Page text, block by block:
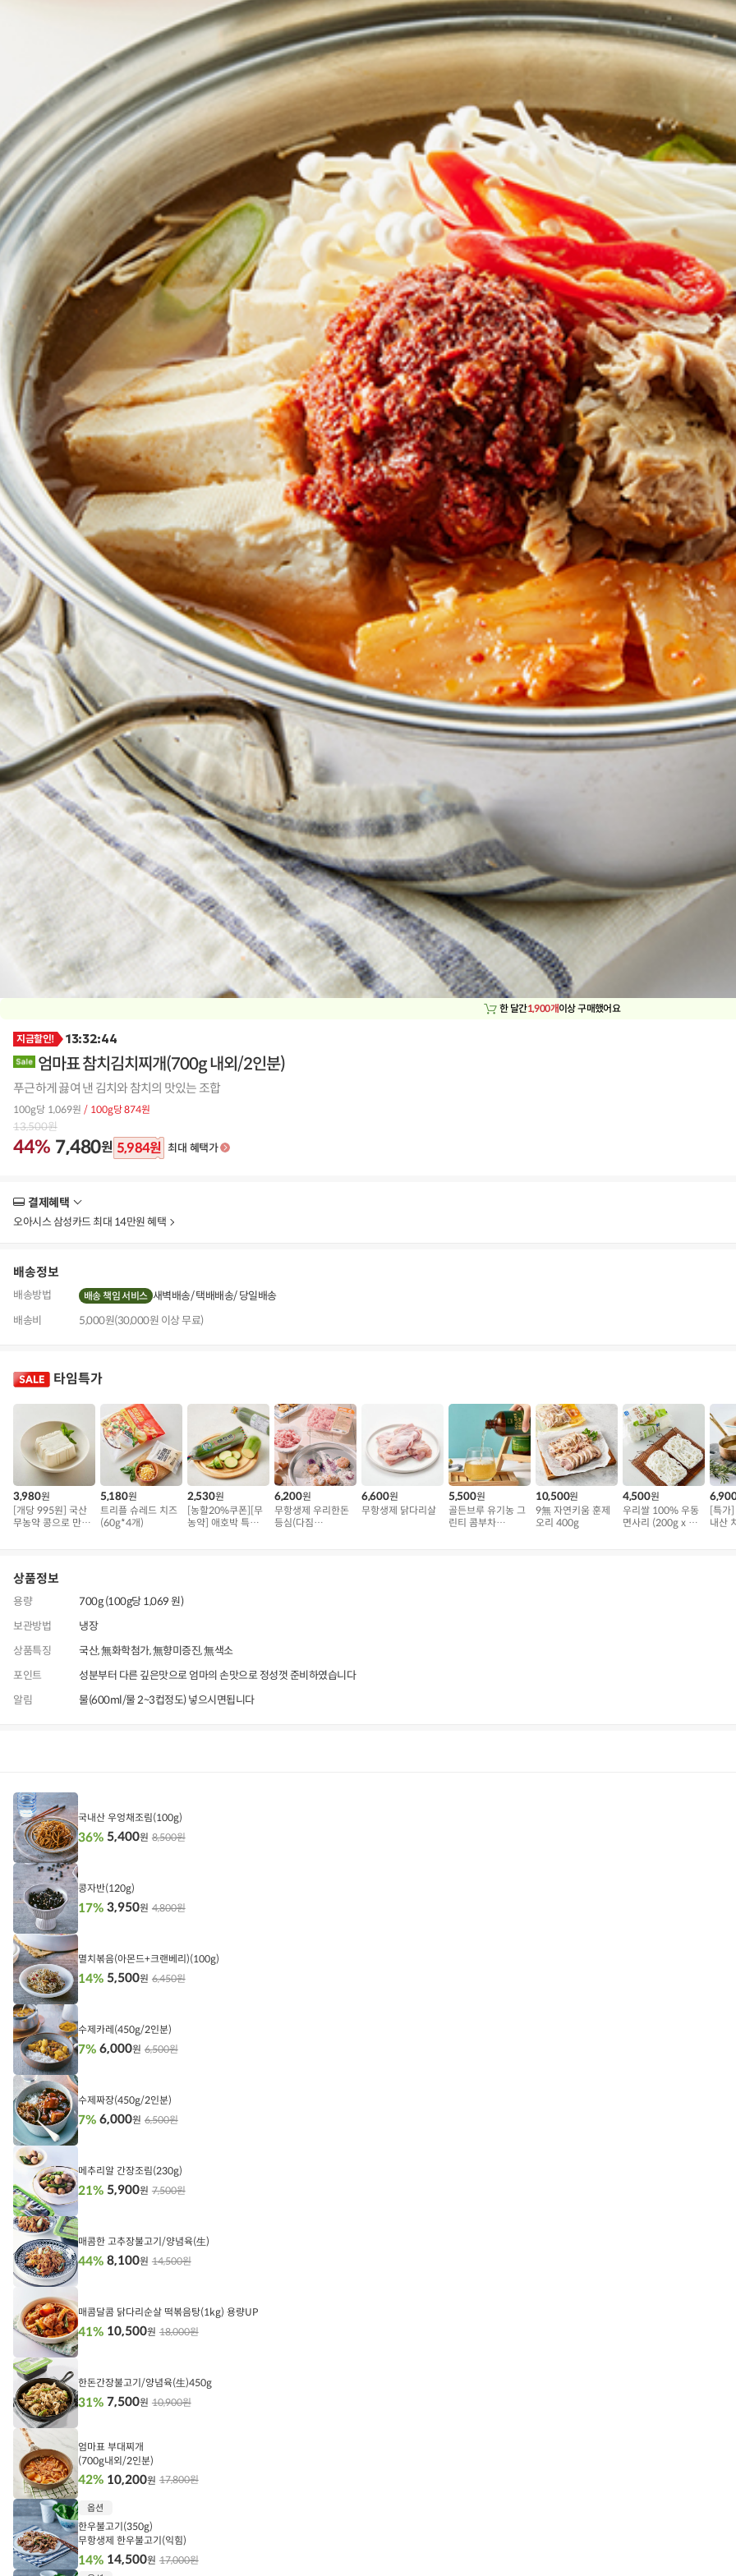
한 달간1,900개이상 구매했어요
지금할인! 13:32:42
엄마표 참치김치찌개(700g 내외/2인분)
푸근하게 끓여 낸 김치와 참치의 맛있는 조합
100g당 1,069원 / 100g당 874원
13,500원
44% 7,480원 5,984원 최대 혜택가
결제혜택
보
오아시스 삼성카드 최대 14만원 혜택
배송정보
배송방법 배송 책임 서비스 새벽배송 택배배송 당일배송
배송비
5,000원(30,000원 이상 무료)
타임특가
3,980원
[개당 995원] 국산
무농약 콩으로 만든
5,180원
트리플 슈레드 치즈
(60g*4개)
2,530원
[농할20%쿠폰][무
농약] 애호박 특품
6,200원
무항생제 우리한돈
등심(다짐
6,600원
무항생제 닭다리살
5,500원
골든브루 유기농 그
린티 콤부차
10,500원
9無 자연키움 훈제
오리 400g
4,500원
우리쌀 100% 우동
면사리 (200g x 3
[특가
내산
상품정보
용량
700g (100g당 1,069 원)
보관방법
냉장
상품특징
국산, 無화학첨가, 無향미증진, 無색소
포인트
성분부터 다른 깊은맛으로 엄마의 손맛으로 정성껏 준비하였습니다
알림
물(600ml/물 2~3컵정도) 넣으시면됩니다
상
품
정
보
담
기
국내산 우엉채조림(100g)
8,500원
36% 5,400원
담
기
콩자반(120g)
4,800원
17% 3,950원
담
멸치볶음(아몬드+크랜베리)(100g)
6,450원
14% 5,500원
담
기
수제카레(450g/2인분)
6,500원
7% 6,000원
담
수제짜장(450g/2인분)
6,500원
7% 6,000원
담
기
메추리알 간장조림(230g)
7,500원
21% 5,900원
담
기
매콤한 고추장불고기/양념육(生)
14,500원
44% 8,100원
담
매콤달콤 닭다리순살 떡볶음탕(1kg) 용량UP
18,000원
41% 10,500원
담
기
한돈간장불고기/양념육(生)450g
10,900원
31% 7,500원
담
기
엄마표 부대찌개
(700g내외/2인분)
17,800원
42% 10,200원
담
옵션
한우불고기(350g)
무항생제 한우불고기(익힘)
17,000원
14% 14,500원